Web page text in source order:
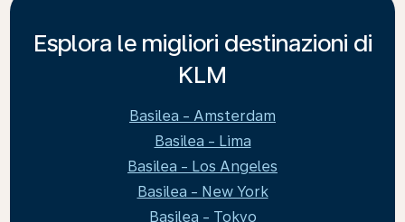
Esplora le migliori destinazioni di
KLM
Basilea - Amsterdam
Basilea - Lima
Basilea - Los Angeles
Basilea - New York
Basilea - Tokyo